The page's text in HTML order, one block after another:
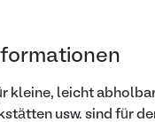
kleine, leicht
usw. sind für